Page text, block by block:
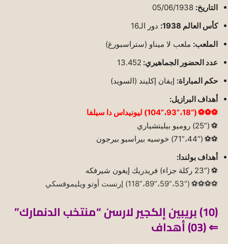
التاريخ:
كأس العالم 1938:
دور الـ16
الملعب: ملعب لا ميناو (ستراسبورغ)
عدد الحضور الجماهيري: 13.452
حكم المباراة: إيفان إكليند (السويد)
أهداف البرازيل:
⚽⚽⚽ (“18،”93،”104) ليونيداس دا سيلفا
⚽ (“25) روميو بيليتشياري
⚽⚽ (“44،”71) خوسيه بيراسيو بيرجون
أهداف بولندا:
⚽ (“23 ركلة جزاء) فريدريك إيغون شيرفكه
⚽⚽⚽⚽ (“53،”59،”89،”118) إرنست أوتو ويليموفسكي
(10) بريبين إلكجير لارسن “منتخب الدنمارك”
⇐ (03) أهداف